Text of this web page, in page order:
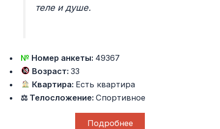
теле и душе.
№ Номер анкеты: 49367
Возраст:33
Квартира: Есть квартира
⚖ Телосложение:Спортивное
Подробнее